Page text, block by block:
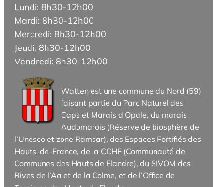
Lundi: 8h30-12h00
Mardi: 8h30-12h00
Mercredi: 8h30-12h00
Jeudi: 8h30-12h00
Vendredi: 8h30-12h00
Watten est une commune du Nord (59)
faisant partie du Parc Naturel des
Caps et Marais d’Opale, du marais
Audomarois (Réserve de biosphère de
l’Unesco et zone Ramsar), des Espaces Fortifiés des
Hauts-de-France, de la CCHF (Communauté de
Communes des Hauts de Flandre), du SIVOM des
Rives de l’Aa et de la Colme, et de l’Office de